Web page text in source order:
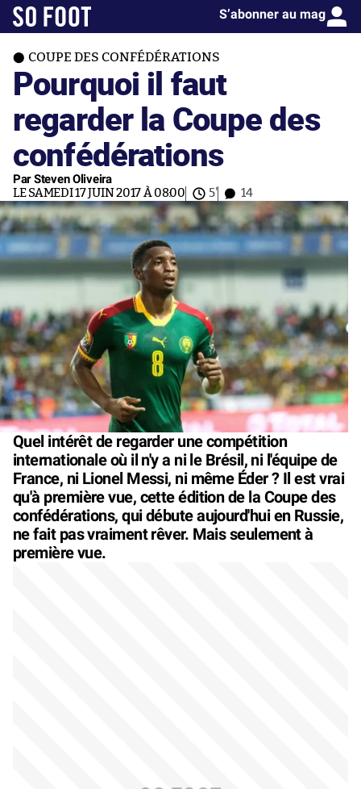
S’abonner au mag
COUPE DES CONFÉDÉRATIONS
Pourquoi il faut
regarder la Coupe des
confédérations
Par Steven Oliveira
LE SAMEDI 17 JUIN 2017 À 08:00 5' 14
Quel intérêt de regarder une compétition
internationale où il n'y a ni le Brésil, ni l'équipe de
France, ni Lionel Messi, ni même Éder ? Il est vrai
qu'à première vue, cette édition de la Coupe des
confédérations, qui débute aujourd'hui en Russie,
ne fait pas vraiment rêver. Mais seulement à
première vue.